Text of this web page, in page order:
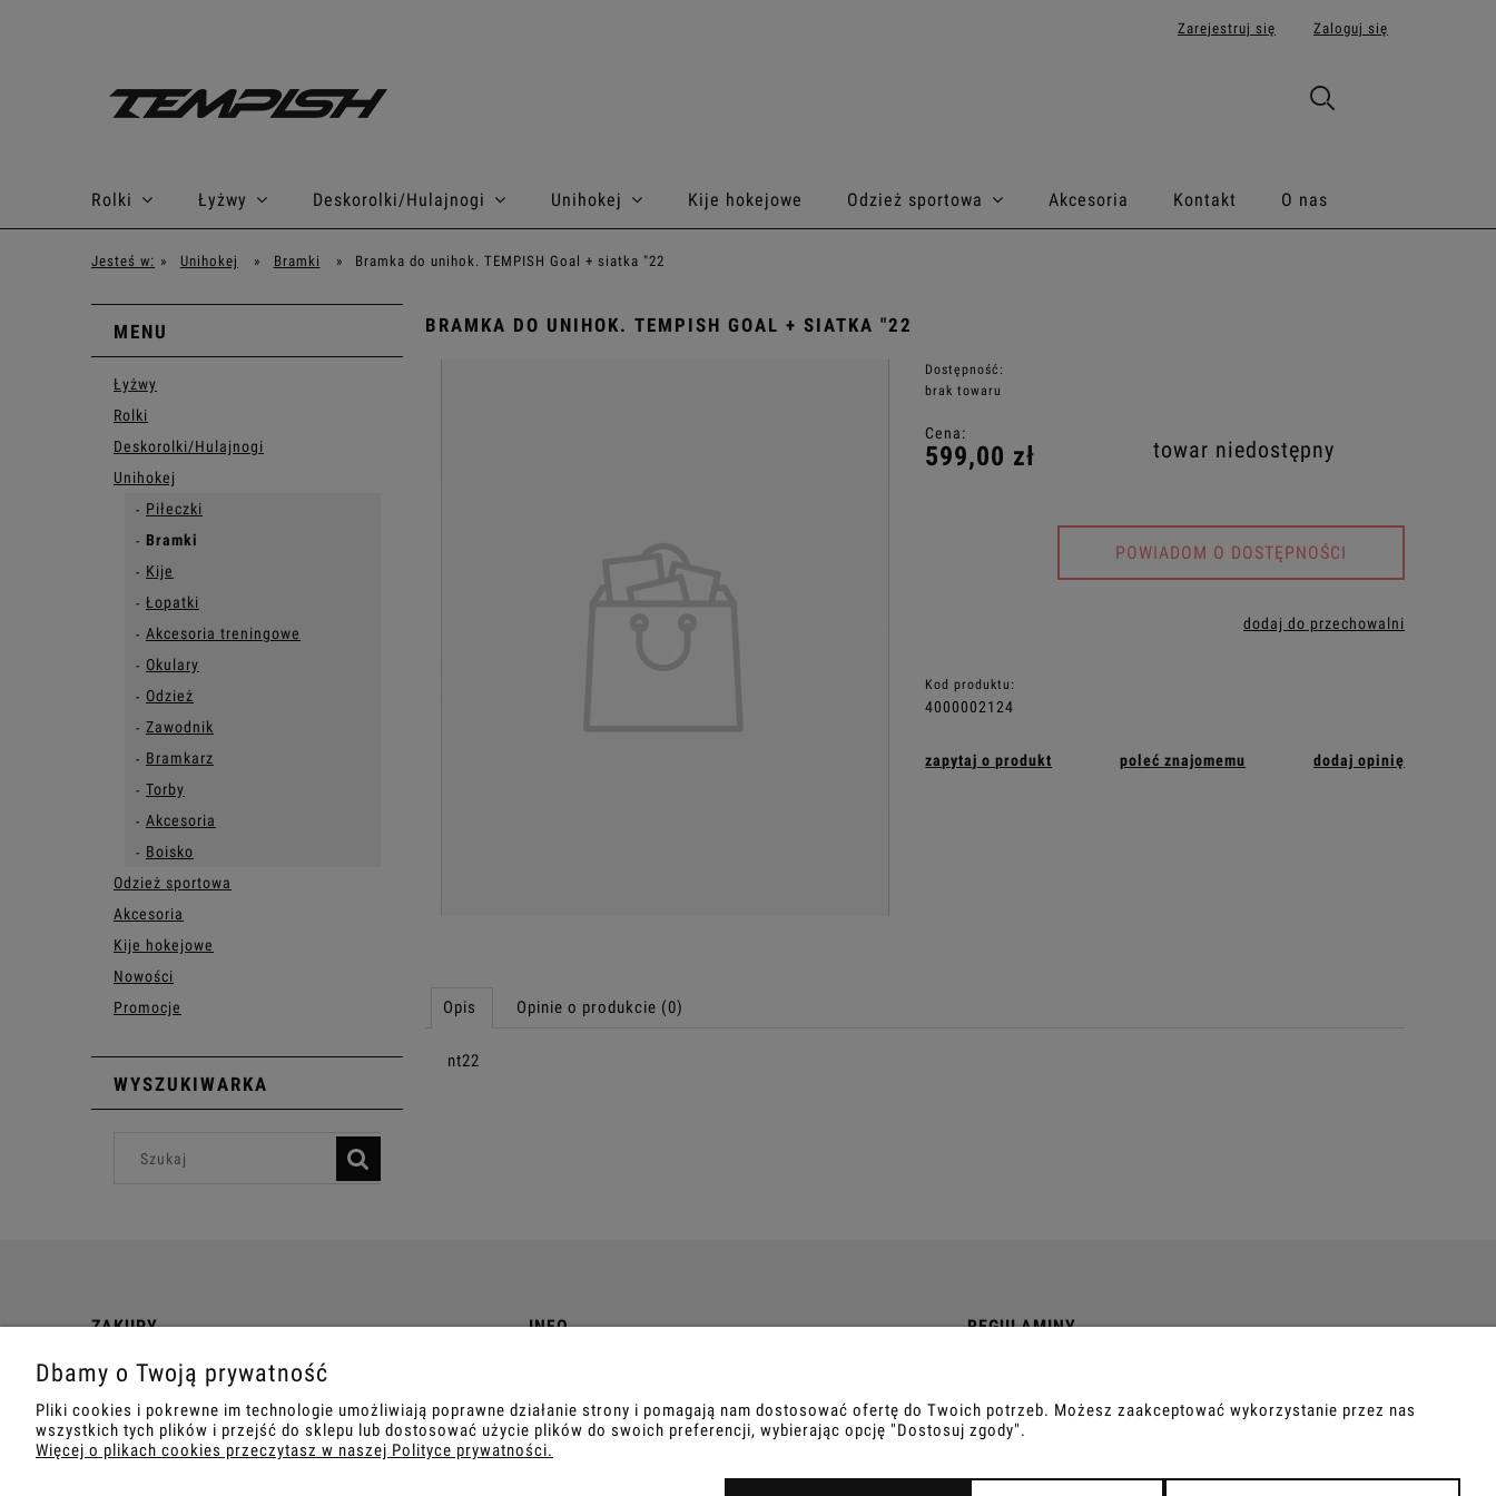
Zarejestruj się Zaloguj się
Rolki Łyżwy Deskorolki/Hulajnogi Unihokej Kije hokejowe Odzież sportowa Akcesoria Kontakt O nas
Jesteś w: » Unihokej » Bramki » Bramka do unihok. TEMPISH Goal + siatka "22
MENU
Łyżwy
Rolki
Deskorolki/Hulajnogi
Unihokej
Piłeczki
Bramki
Kije
Łopatki
Akcesoria treningowe
Okulary
Odzież
Zawodnik
Bramkarz
Torby
Akcesoria
Boisko
Odzież sportowa
Akcesoria
Kije hokejowe
Nowości
Promocje
WYSZUKIWARKA
BRAMKA DO UNIHOK. TEMPISH GOAL + SIATKA "22
Dostępność:
brak towaru
Cena:
599,00 zł
POWIADOM O DOSTĘPNOŚCI
towar niedostępny
dodaj do przechowalni
Kod produktu:
4000002124
zapytaj o produkt poleć znajomemu dodaj opinię
Opis Opinie o produkcie (0)
nt22
ZAKUPY
Ważne informacje
Koszt dostawy
INFO
Kontakt
REGULAMINY
Polityka Prywatności
Dbamy o Twoją prywatność
Pliki cookies i pokrewne im technologie umożliwiają poprawne działanie strony i pomagają nam dostosować ofertę do Twoich potrzeb. Możesz zaakceptować wykorzystanie przez nas
wszystkich tych plików i przejść do sklepu lub dostosować użycie plików do swoich preferencji, wybierając opcję "Dostosuj zgody".
Więcej o plikach cookies przeczytasz w naszej Polityce prywatności.